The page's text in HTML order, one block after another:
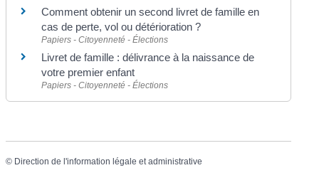
Comment obtenir un second livret de famille en
cas de perte, vol ou détérioration ?
Papiers - Citoyenneté - Élections
Livret de famille : délivrance à la naissance de
votre premier enfant
Papiers - Citoyenneté - Élections
© Direction de l'information légale et administrative